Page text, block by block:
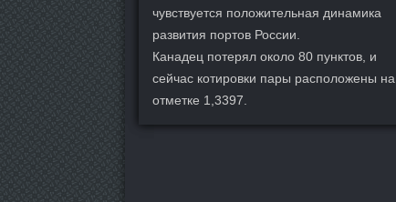
чувствуется положительная динамика
развития портов России.
Канадец потерял около 80 пунктов, и
сейчас котировки пары расположены на
отметке 1,3397.